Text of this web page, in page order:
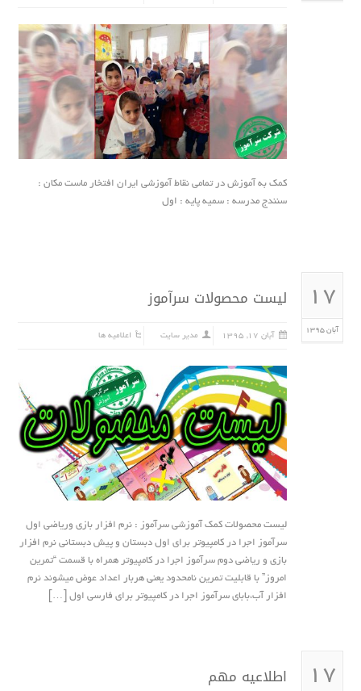
کمک به آموزش در تمامی نقاط آموزشی ایران افتخار ماست مکان :
سنندج مدرسه : سمیه پایه : اول
۱۷
آبان ۱۳۹۵
لیست محصولات سرآموز
آبان ۱۷, ۱۳۹۵ مدیر سایت اعلامیه ها
لیست محصولات کمک آموزشی سرآموز : نرم افزار بازى وریاضی اول
سرآموز اجرا در کامپیوتر برای اول دبستان و پیش دبستانی نرم افزار
بازى و ریاضی دوم سرآموز اجرا در کامپیوتر همراه با قسمت “تمرین
امروز” با قابلیت تمرین نامحدود یعنی هربار اعداد عوض میشوند نرم
افزار آب،بابای سرآموز اجرا در کامپیوتر برای فارسی اول […]
۱۷ اطلاعیه مهم